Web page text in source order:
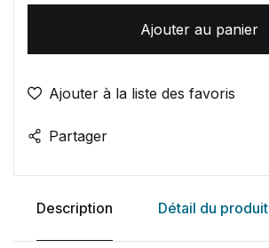
Ajouter au panier
Ajouter à la liste des favoris
Partager
Description Détail du produit